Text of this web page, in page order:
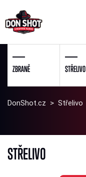
ZBRANĚ STŘELIVO
DonShot.cz > Střelivo
STŘELIVO